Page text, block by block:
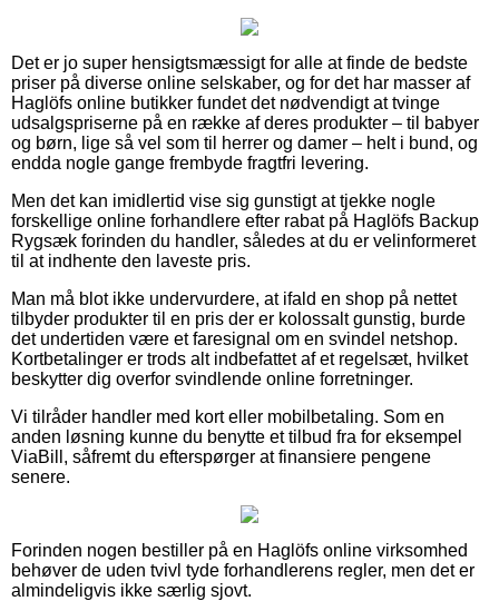
Det er jo super hensigtsmæssigt for alle at finde de bedste
priser på diverse online selskaber, og for det har masser af
Haglöfs online butikker fundet det nødvendigt at tvinge
udsalgspriserne på en række af deres produkter – til babyer
og børn, lige så vel som til herrer og damer – helt i bund, og
endda nogle gange frembyde fragtfri levering.
Men det kan imidlertid vise sig gunstigt at tjekke nogle
forskellige online forhandlere efter rabat på Haglöfs Backup
Rygsæk forinden du handler, således at du er velinformeret
til at indhente den laveste pris.
Man må blot ikke undervurdere, at ifald en shop på nettet
tilbyder produkter til en pris der er kolossalt gunstig, burde
det undertiden være et faresignal om en svindel netshop.
Kortbetalinger er trods alt indbefattet af et regelsæt, hvilket
beskytter dig overfor svindlende online forretninger.
Vi tilråder handler med kort eller mobilbetaling. Som en
anden løsning kunne du benytte et tilbud fra for eksempel
ViaBill, såfremt du efterspørger at finansiere pengene
senere.
Forinden nogen bestiller på en Haglöfs online virksomhed
behøver de uden tvivl tyde forhandlerens regler, men det er
almindeligvis ikke særlig sjovt.